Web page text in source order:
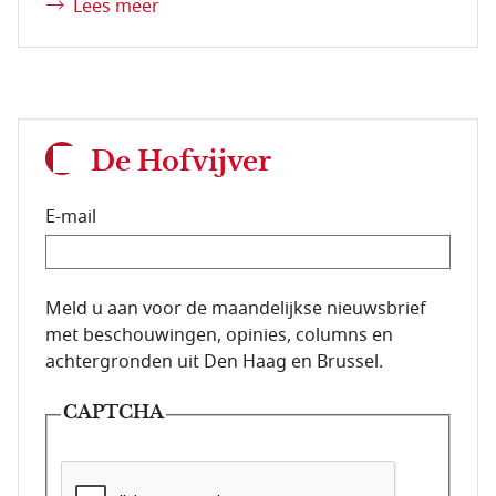
Lees meer
De Hofvijver
E-mail
E-mailadres van de abonnee.
Meld u aan voor de maandelijkse nieuwsbrief
met beschouwingen, opinies, columns en
achtergronden uit Den Haag en Brussel.
CAPTCHA